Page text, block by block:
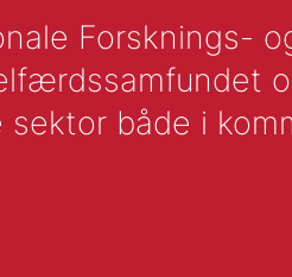
Forsknings-
både i